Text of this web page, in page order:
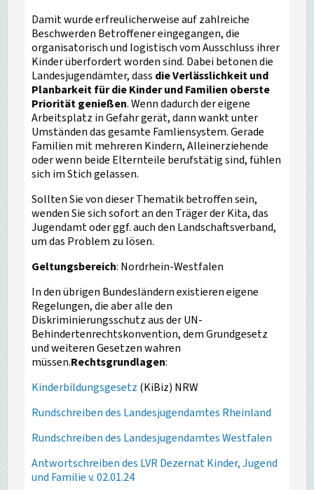
Damit wurde erfreulicherweise auf zahlreiche
Beschwerden Betroffener eingegangen, die
organisatorisch und logistisch vom Ausschluss ihrer
Kinder überfordert worden sind. Dabei betonen die
Landesjugendämter, dass die Verlässlichkeit und
Planbarkeit für die Kinder und Familien oberste
Priorität genießen. Wenn dadurch der eigene
Arbeitsplatz in Gefahr gerät, dann wankt unter
Umständen das gesamte Famliensystem. Gerade
Familien mit mehreren Kindern, Alleinerziehende
oder wenn beide Elternteile berufstätig sind, fühlen
sich im Stich gelassen.
Sollten Sie von dieser Thematik betroffen sein,
wenden Sie sich sofort an den Träger der Kita, das
Jugendamt oder ggf. auch den Landschaftsverband,
um das Problem zu lösen.
Geltungsbereich: Nordrhein-Westfalen
In den übrigen Bundesländern existieren eigene
Regelungen, die aber alle den
Diskriminierungsschutz aus der UN-
Behindertenrechtskonvention, dem Grundgesetz
und weiteren Gesetzen wahren
müssen.Rechtsgrundlagen:
Kinderbildungsgesetz (KiBiz) NRW
Rundschreiben des Landesjugendamtes Rheinland
Rundschreiben des Landesjugendamtes Westfalen
Antwortschreiben des LVR Dezernat Kinder, Jugend
und Familie v. 02.01.24